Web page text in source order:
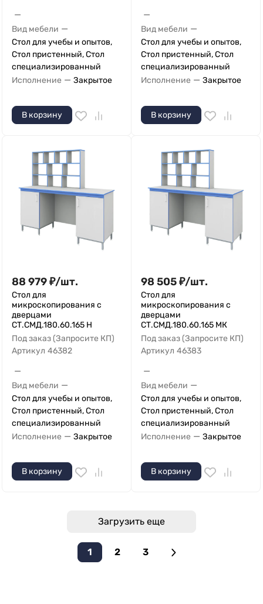
—
Вид мебели —
Стол для учебы и опытов,
Стол пристенный, Стол
специализированный
Исполнение — Закрытое
В корзину
—
Вид мебели —
Стол для учебы и опытов,
Стол пристенный, Стол
специализированный
Исполнение — Закрытое
В корзину
88 979₽/шт.
Стол для
микроскопирования с
дверцами
СТ.СМД.180.60.165 Н
Под заказ (Запросите КП)
Артикул 46382
—
Вид мебели —
Стол для учебы и опытов,
Стол пристенный, Стол
специализированный
Исполнение — Закрытое
В корзину
98 505₽/шт.
Стол для
микроскопирования с
дверцами
СТ.СМД.180.60.165 МК
Под заказ (Запросите КП)
Артикул 46383
—
Вид мебели —
Стол для учебы и опытов,
Стол пристенный, Стол
специализированный
Исполнение — Закрытое
В корзину
Загрузить еще
1 2 3